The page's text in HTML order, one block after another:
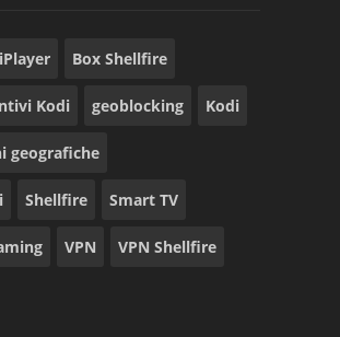
Box Shellfire
Kodi geoblocking Kodi
geografiche
Shellfire Smart TV
VPN VPN Shellfire